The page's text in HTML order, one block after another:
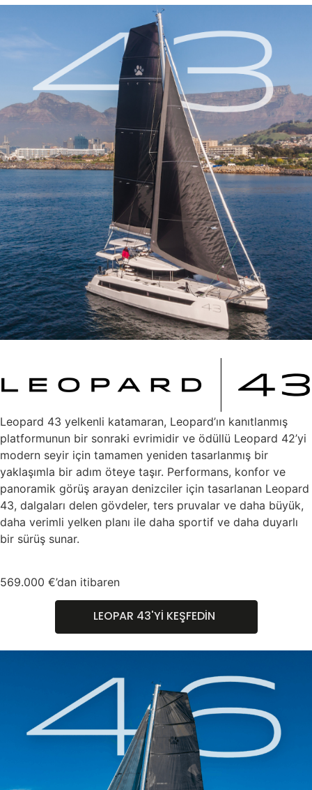
Leopard 43 yelkenli katamaran, Leopard’ın kanıtlanmış
platformunun bir sonraki evrimidir ve ödüllü Leopard 42’yi
modern seyir için tamamen yeniden tasarlanmış bir
yaklaşımla bir adım öteye taşır. Performans, konfor ve
panoramik görüş arayan denizciler için tasarlanan Leopard
43, dalgaları delen gövdeler, ters pruvalar ve daha büyük,
daha verimli yelken planı ile daha sportif ve daha duyarlı
bir sürüş sunar.
569.000 €’dan itibaren
LEOPAR 43'Yİ KEŞFEDİN